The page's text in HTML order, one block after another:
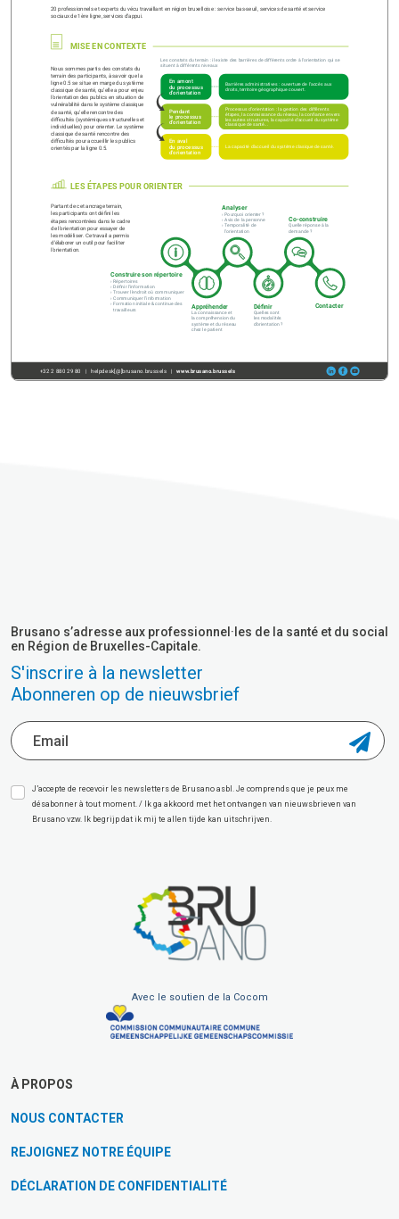
Brusano s’adresse aux professionnel·les de la santé et du social
en Région de Bruxelles-Capitale.
S'inscrire à la newsletter
Abonneren op de nieuwsbrief
J’accepte de recevoir les newsletters de Brusano asbl. Je comprends que je peux me
désabonner à tout moment. / Ik ga akkoord met het ontvangen van nieuwsbrieven van
Brusano vzw. Ik begrijp dat ik mij te allen tijde kan uitschrijven.
Avec le soutien de la Cocom
À PROPOS
NOUS CONTACTER
REJOIGNEZ NOTRE ÉQUIPE
DÉCLARATION DE CONFIDENTIALITÉ